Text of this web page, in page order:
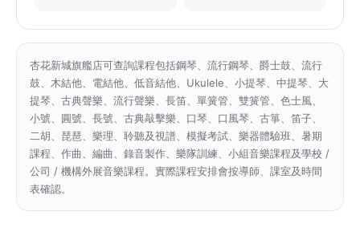
杏花新城旗艦店可查詢課程包括鋼琴、流行鋼琴、爵士鼓、流行
鼓、木結他、電結他、低音結他、Ukulele、小提琴、中提琴、大
提琴、古典聲樂、流行聲樂、長笛、單簧管、雙簧管、色士風、
小號、圓號、長號、古典敲擊樂、口琴、口風琴、古箏、笛子、
二胡、琵琶、樂理、聆聽及視譜、模擬考試、樂器體驗班、暑期
課程、作曲、編曲、錄音製作、樂隊訓練、小組音樂課程及學校 /
公司 / 機構外展音樂課程。實際課程安排會按導師、課室及時間
表確認。